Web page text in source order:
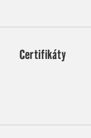
Certifikáty